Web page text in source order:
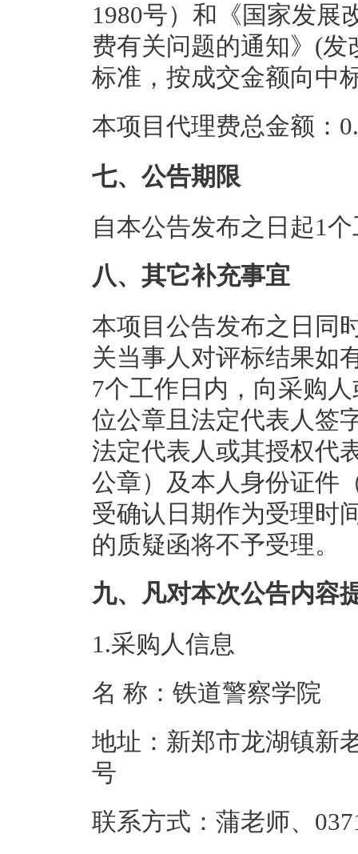
1980号）和《国家发展
费有关问题的通知》(发
标准，按成交金额向中
本项目代理费总金额：
七、公告期限
自本公告发布之日起1
八、其它补充事宜
本项目公告发布之日同
关当事人对评标结果如
7个工作日内，向采购
位公章且法定代表人签
法定代表人或其授权代
公章）及本人身份证件
受确认日期作为受理时
的质疑函将不予受理。
九、凡对本次公告内容
1.采购人信息
名 称：铁道警
地址：新郑市龙湖镇新
号
联系方式：蒲老